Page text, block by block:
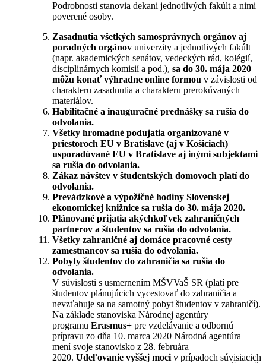
Podrobnosti stanovia dekani jednotlivých fakúlt a nimi
poverené osoby.
Zasadnutia všetkých samosprávnych orgánov aj
poradných orgánov univerzity a jednotlivých fakúlt
(napr. akademických senátov, vedeckých rád, kolégií,
disciplinárnych komisií a pod.), sa do 30. mája 2020
môžu konať výhradne online formou v závislosti od
charakteru zasadnutia a charakteru prerokúvaných
materiálov.
Habilitačné a inauguračné prednášky sa rušia do
odvolania.
Všetky hromadné podujatia organizované v
priestoroch EU v Bratislave (aj v Košiciach)
usporadúvané EU v Bratislave aj inými subjektami
sa rušia do odvolania.
Zákaz návštev v študentských domovoch platí do
odvolania.
Prevádzkové a výpožičné hodiny Slovenskej
ekonomickej knižnice sa rušia do 30. mája 2020.
Plánované prijatia akýchkoľvek zahraničných
partnerov a študentov sa rušia do odvolania.
Všetky zahraničné aj domáce pracovné cesty
zamestnancov sa rušia do odvolania.
Pobyty študentov do zahraničia sa rušia do
odvolania.
V súvislosti s usmernením MŠVVaŠ SR (platí pre
študentov plánujúcich vycestovať do zahraničia a
nevzťahuje sa na samotný pobyt študentov v zahraničí).
Na základe stanoviska Národnej agentúry
programu Erasmus+ pre vzdelávanie a odbornú
prípravu zo dňa 10. marca 2020 Národná agentúra
mení svoje stanovisko z 28. februára
2020. Udeľovanie vyššej moci v prípadoch súvisiacich